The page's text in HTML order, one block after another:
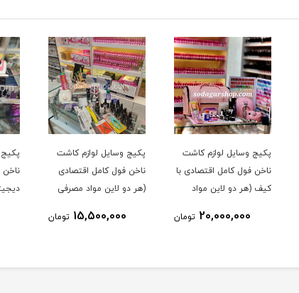
پکیج وسایل لوازم کاشت
ناخن فول کامل اقتصادی با
کیف (هر دو لاین مواد
20,000,000 تومان
پکیج وسایل لوازم کاشت
ناخن فول کامل اقتصادی
(هر دو لاین مواد مصرفی
15,500,000 تومان
ناخن